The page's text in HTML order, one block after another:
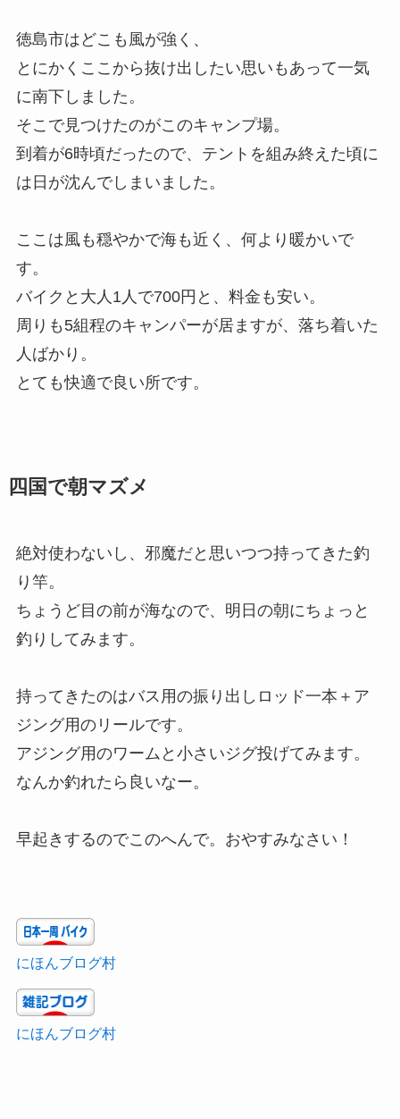
徳島市はどこも風が強く、
とにかくここから抜け出したい思いもあって一気
に南下しました。
そこで見つけたのがこのキャンプ場。
到着が6時頃だったので、テントを組み終えた頃に
は日が沈んでしまいました。
ここは風も穏やかで海も近く、何より暖かいで
す。
バイクと大人1人で700円と、料金も安い。
周りも5組程のキャンパーが居ますが、落ち着いた
人ばかり。
とても快適で良い所です。
四国で朝マズメ
絶対使わないし、邪魔だと思いつつ持ってきた釣
り竿。
ちょうど目の前が海なので、明日の朝にちょっと
釣りしてみます。
持ってきたのはバス用の振り出しロッド一本＋ア
ジング用のリールです。
アジング用のワームと小さいジグ投げてみます。
なんか釣れたら良いなー。
早起きするのでこのへんで。おやすみなさい！
にほんブログ村
にほんブログ村